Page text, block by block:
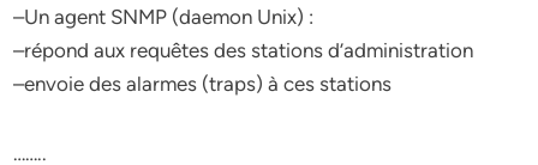
–Un agent SNMP (daemon Unix) :
–répond aux requêtes des stations d’administration
–envoie des alarmes (traps) à ces stations
……..